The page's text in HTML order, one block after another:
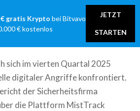
€ gratis Krypto bei Bitvavo
€ kostenlos
JETZT
STARTEN
sich im vierten Quartal 2025
digitaler Angriffe konfrontiert.
der Sicherheitsfirma
die Plattform MistTrack